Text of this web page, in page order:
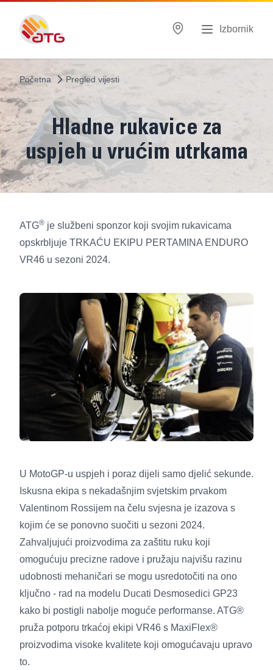
Izbornik
Početna Pregled vijesti
Hladne rukavice za
uspjeh u vrućim utrkama
ATG® je službeni sponzor koji svojim rukavicama
opskrbljuje TRKAĆU EKIPU PERTAMINA ENDURO
VR46 u sezoni 2024.
U MotoGP-u uspjeh i poraz dijeli samo djelić sekunde.
Iskusna ekipa s nekadašnjim svjetskim prvakom
Valentinom Rossijem na čelu svjesna je izazova s
kojim će se ponovno suočiti u sezoni 2024.
Zahvaljujući proizvodima za zaštitu ruku koji
omogućuju precizne radove i pružaju najvišu razinu
udobnosti mehaničari se mogu usredotočiti na ono
ključno - rad na modelu Ducati Desmosedici GP23
kako bi postigli nabolje moguće performanse. ATG®
pruža potporu trkaćoj ekipi VR46 s MaxiFlex®
proizvodima visoke kvalitete koji omogućavaju upravo
to.